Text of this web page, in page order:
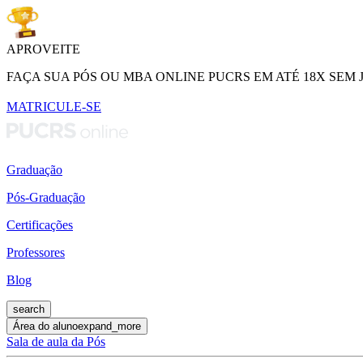
APROVEITE
FAÇA SUA PÓS OU MBA ONLINE PUCRS EM ATÉ 18X SEM
MATRICULE-SE
Graduação
Pós-Graduação
Certificações
Professores
Blog
search
Área do alunoexpand_more
Sala de aula da Pós